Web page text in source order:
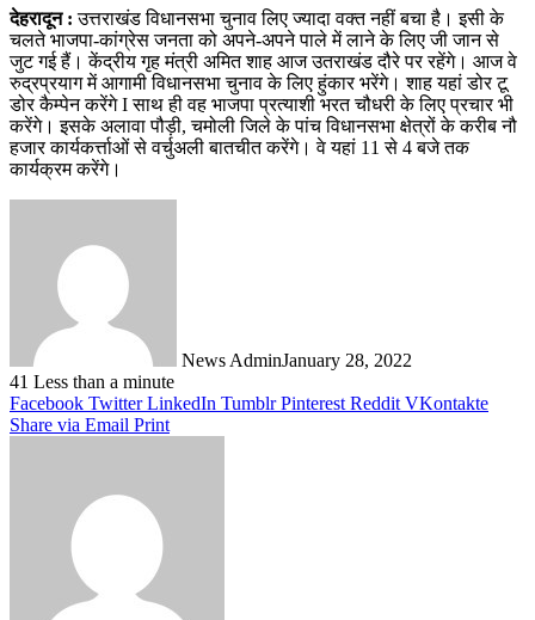
देहरादून :उत्तराखंड विधानसभा चुनाव लिए ज्यादा वक्त नहीं बचा है। इसी के
चलते भाजपा-कांग्रेस जनता को अपने-अपने पाले में लाने के लिए जी जान से
जुट गई हैं। केंद्रीय गृह मंत्री अमित शाह आज उतराखंड दौरे पर रहेंगे। आज वे
रुद्रप्रयाग में आगामी विधानसभा चुनाव के लिए हुंकार भरेंगे। शाह यहां डोर टू
डोर कैम्पेन करेंगे I साथ ही वह भाजपा प्रत्याशी भरत चौधरी के लिए प्रचार भी
करेंगे। इसके अलावा पौड़ी, चमोली जिले के पांच विधानसभा क्षेत्रों के करीब नौ
हजार कार्यकर्त्ताओं से वर्चुअली बातचीत करेंगे। वे यहां 11 से 4 बजे तक
कार्यक्रम करेंगे।
News AdminJanuary 28, 2022
41 Less than a minute
Facebook Twitter LinkedIn Tumblr Pinterest Reddit VKontakte
Share via Email Print